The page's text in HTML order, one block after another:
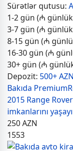
Sürətlər qutusu:
1-2 gün (₼
3-7 gün (₼
8-15 gün (₼
16-30 gün (₼
30+ gün (₼
Depozit: 500+ AZN
Bakıda
2015 Range
imkanlarını
250AZN
1553